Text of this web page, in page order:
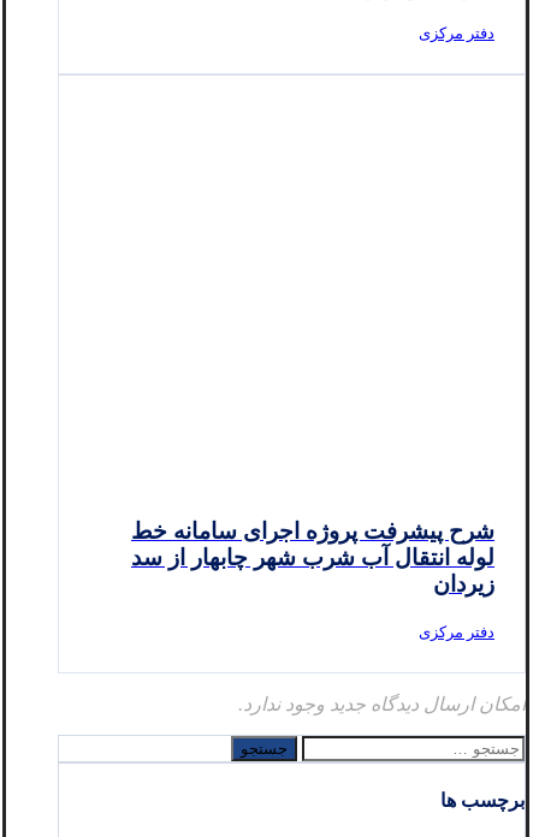
دفتر مرکزی
شرح پیشرفت پروژه اجرای سامانه خط
لوله انتقال آب شرب شهر چابهار از سد
زیردان
دفتر مرکزی
امکان ارسال دیدگاه جدید وجود ندارد.
جستجو
برای:
برچسب ها